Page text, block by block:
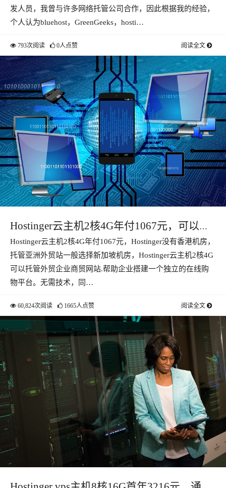
发人员，我曾与许多网络托管公司合作，因此根据我的经验，
个人认为bluehost，GreenGeeks，hosti…
793次阅读 0人点赞 阅读全文
Hostinger云主机2核4G年付1067元，可以托
管外贸企业商贸网站
Hostinger云主机2核4G年付1067元，Hostinger没有香港机房，
托管亚洲外贸站一般选择新加坡机房，Hostinger云主机2核4G
可以托管外贸企业商贸网站.帮助企业搭建一个独立的在线购
物平台。无需技术，同…
60,824次阅读 1665人点赞 阅读全文